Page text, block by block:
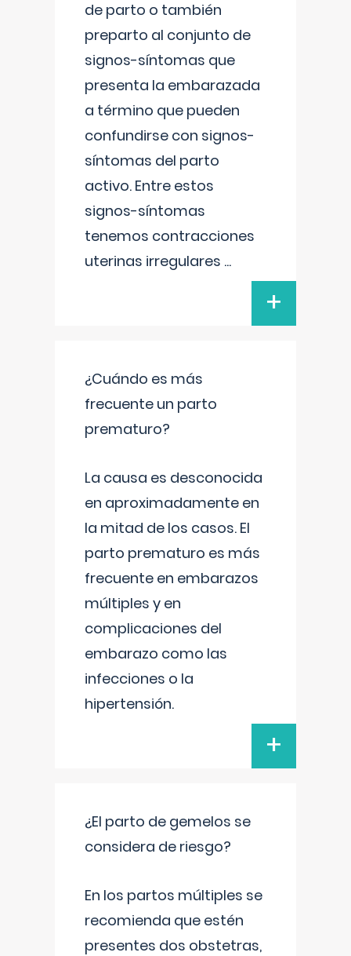
de parto o también
preparto al conjunto de
signos-síntomas que
presenta la embarazada
a término que pueden
confundirse con signos-
síntomas del parto
activo. Entre estos
signos-síntomas
tenemos contracciones
uterinas irregulares ...
+
¿Cuándo es más
frecuente un parto
prematuro?
La causa es desconocida
en aproximadamente en
la mitad de los casos. El
parto prematuro es más
frecuente en embarazos
múltiples y en
complicaciones del
embarazo como las
infecciones o la
hipertensión.
+
¿El parto de gemelos se
considera de riesgo?
En los partos múltiples se
recomienda que estén
presentes dos obstetras,